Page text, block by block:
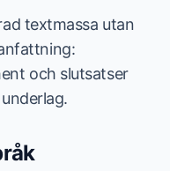
textmassa utan
och slutsatser